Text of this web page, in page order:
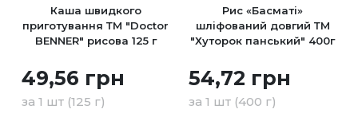
Каша швидкого
приготування ТМ "Doctor
BENNER" рисова 125 г
49,56 грн
за 1 шт (125 г)
Рис «Басматі»
шліфований довгий ТМ
"Хуторок панський" 400г
54,72 грн
за 1 шт (400 г)